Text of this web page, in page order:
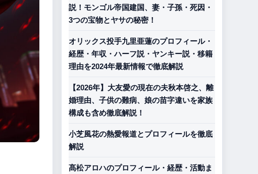
説！モンゴル帝国建国、妻・子孫・死因・
3つの宝物とヤサの秘密！
オリックス投手九里亜蓮のプロフィール・
経歴・年収・ハーフ説・ヤンキー説・移籍
理由を2024年最新情報で徹底解説
【2026年】大友愛の現在の夫秋本啓之、離
婚理由、子供の難病、娘の苗字違いを家族
構成も含め徹底解説！
小芝風花の熱愛報道とプロフィールを徹底
解説
髙松アロハのプロフィール・経歴・活動ま